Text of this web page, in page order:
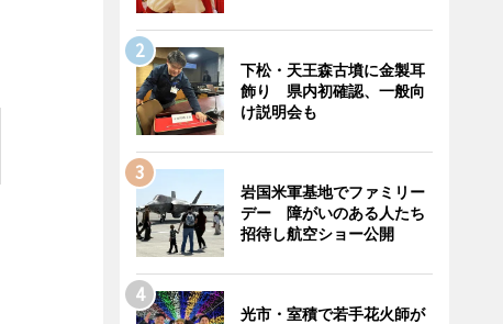
下松・天王森古墳に金製耳
飾り 県内初確認、一般向
け説明会も
岩国米軍基地でファミリー
デー 障がいのある人たち
招待し航空ショー公開
光市・室積で若手花火師が